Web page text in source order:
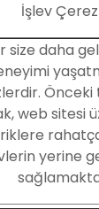
İşlev
size daha
Önceki
web sitesi
yerine